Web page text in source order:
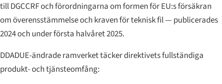
till DGCCRF och förordningarna om formen för EU:s försäkran
om överensstämmelse och kraven för teknisk fil — publicerades
2024 och under första halvåret 2025.
DDADUE-ändrade ramverket täcker direktivets fullständiga
produkt- och tjänsteomfång: